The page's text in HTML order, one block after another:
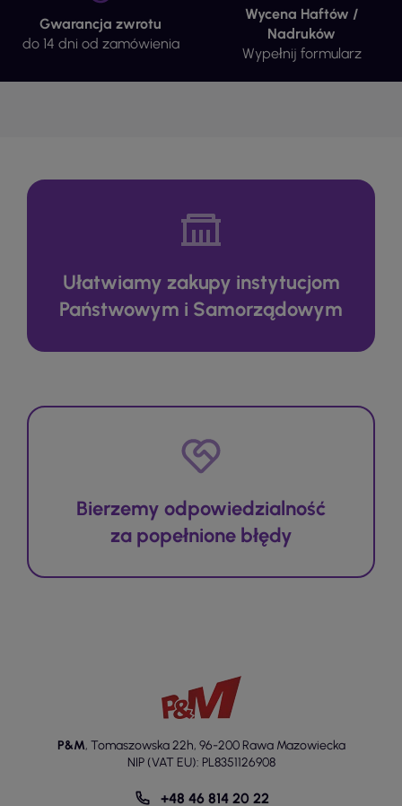
Gwarancja zwrotu
do 14 dni od zamówienia
Wycena Haftów /
Nadruków
Wypełnij formularz
Ułatwiamy zakupy instytucjom
Państwowym i Samorządowym
Bierzemy odpowiedzialność
za popełnione błędy
P&M, Tomaszowska 22h, 96-200 Rawa Mazowiecka
NIP (VAT EU): PL8351126908
+48 46 814 20 22